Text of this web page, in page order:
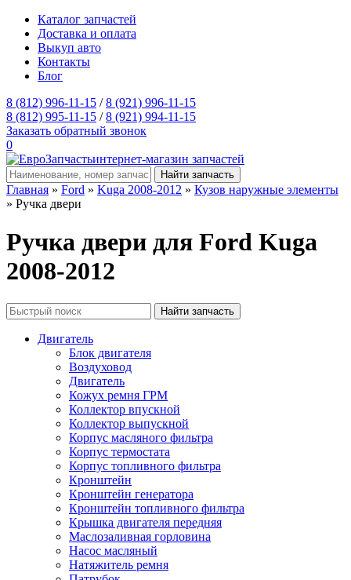
Каталог запчастей
Доставка и оплата
Выкуп авто
Контакты
Блог
8 (812) 996-11-15 /8 (921) 996-11-15
8 (812) 995-11-15 /8 (921) 994-11-15
Заказать обратный звонок
0
интернет-магазин запчастей
Главная » Ford » Kuga 2008-2012 » Кузов наружные элементы
» Ручка двери
Ручка двери для Ford Kuga
2008-2012
Двигатель
Блок двигателя
Воздуховод
Двигатель
Кожух ремня ГРМ
Коллектор впускной
Коллектор выпускной
Корпус масляного фильтра
Корпус термостата
Корпус топливного фильтра
Кронштейн
Кронштейн генератора
Кронштейн топливного фильтра
Крышка двигателя передняя
Маслозаливная горловина
Насос масляный
Натяжитель ремня